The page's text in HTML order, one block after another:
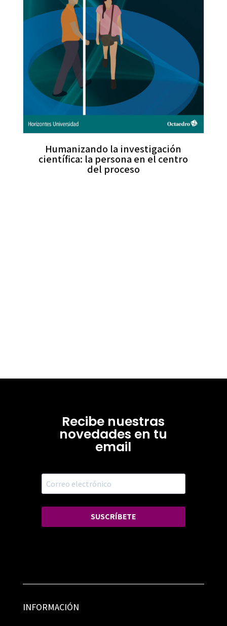
Humanizando la investigación
científica: la persona en el centro
del proceso
Recibe nuestras
novedades en tu
email
SUSCRÍBETE
INFORMACIÓN